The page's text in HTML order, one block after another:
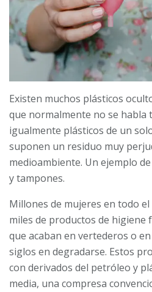
Existen muchos plásticos
que normalmente no se habla
igualmente plásticos de un
suponen un residuo muy
medioambiente. Un ejemplo
y tampones.
Millones de mujeres en todo
miles de productos de higiene
que acaban en vertederos o
siglos en degradarse. Estos
con derivados del petróleo y
media, una compresa